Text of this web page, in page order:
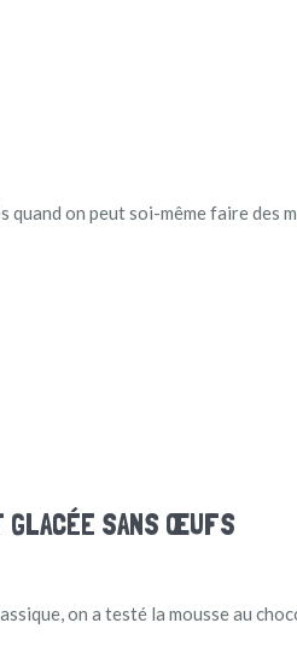
quand on peut soi-même faire des
GLACÉE SANS ŒUFS
on a testé la mousse au